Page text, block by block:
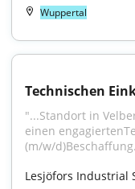
Wuppertal
Technischen
"...Standort in
einen
(m⁠/⁠w⁠/⁠
Lesjöfors Industrial